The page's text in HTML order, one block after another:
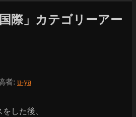
際」カテゴリーアー
者: u-ya
した後、